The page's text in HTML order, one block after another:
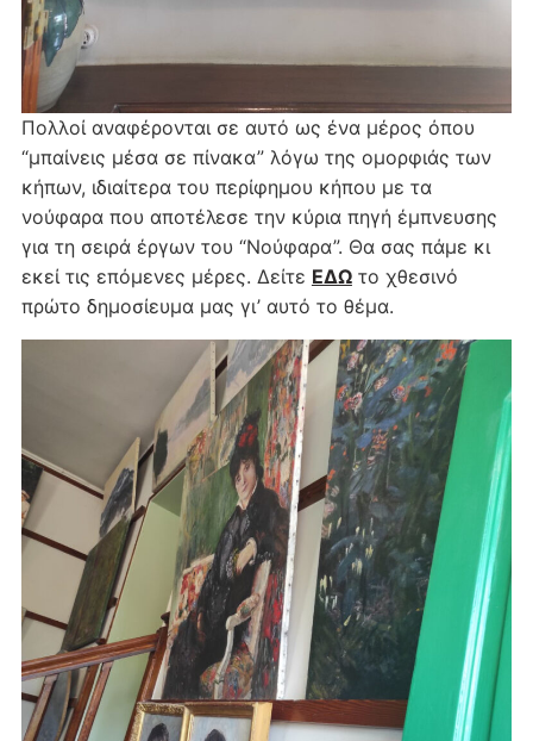
Πολλοί αναφέρονται σε αυτό ως ένα μέρος όπου
“μπαίνεις μέσα σε πίνακα” λόγω της ομορφιάς των
κήπων, ιδιαίτερα του περίφημου κήπου με τα
νούφαρα που αποτέλεσε την κύρια πηγή έμπνευσης
για τη σειρά έργων του “Νούφαρα”. Θα σας πάμε κι
εκεί τις επόμενες μέρες. Δείτε ΕΔΩτο χθεσινό
πρώτο δημοσίευμα μας γι’ αυτό το θέμα.